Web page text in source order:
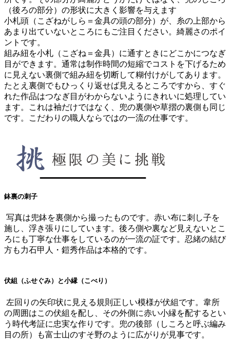
（後ろの部分）の形状に大きく影響を与えます
小札頭（こざねがしら＝金具の頭の部分）が、糸の上部から
あまり出ていないところにもご注目ください。綺麗さのポイ
ントです。
組み紐を小札（こざね＝金具）に通すときにどこかにつなぎ
目ができます。通常は制作時間の短縮でコストを下げるため
に見えない裏側で組み紐を切断して糊付けがしてあります。
たとえ裏側でもひっくり返せば見えるところですから、 すぐ
れた作品はつなぎ目がわからないようにきれいに処理 してい
ます。これは袖だけではなく、兜の裏側や草摺の裏側も同じ
です。こだわりの職人ならではの一流の仕事です。
鉢裏の刺子
写真は兜鉢を裏側から撮ったものです。赤い布に刺し子を
施し、浮き張りにしています。後ろ側や裏など見えないとこ
ろにも丁寧な仕事をしているのが一流の証です。忍緒の結び
方も力石甲人・鎧秀作品は本格的です。
伏組（ふせぐみ）と小縁（こべり）
左回りの矢印状に見える規則正しい模様が伏組です。韋所
の周囲はこの伏組を配し、その外側に赤い小縁を配するとい
う 時代考証に忠実な作り です。兜の後部（しころと呼ぶ編み
目の所）も富士山のすそ野のように広がりが見事です。